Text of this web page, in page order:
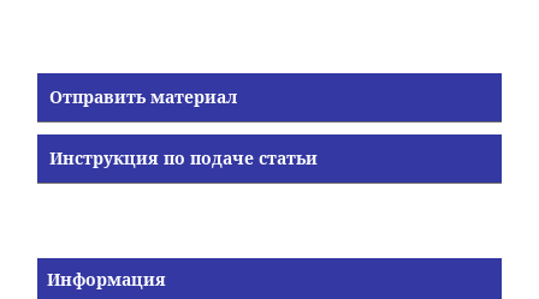
Отправить материал
Инструкция по подаче статьи
Информация